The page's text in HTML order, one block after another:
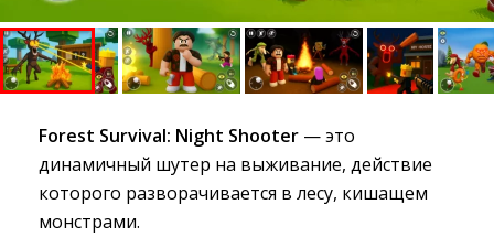
Forest Survival: Night Shooter — это
динамичный шутер на выживание, действие
которого разворачивается в лесу, кишащем
монстрами.